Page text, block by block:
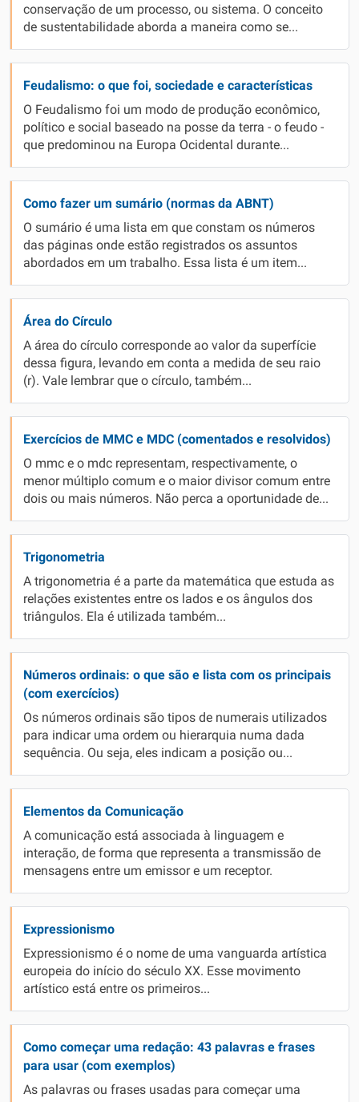
conservação de um processo, ou sistema. O conceito
de sustentabilidade aborda a maneira como se...
Feudalismo: o que foi, sociedade e características
O Feudalismo foi um modo de produção econômico,
político e social baseado na posse da terra - o feudo -
que predominou na Europa Ocidental durante...
Como fazer um sumário (normas da ABNT)
O sumário é uma lista em que constam os números
das páginas onde estão registrados os assuntos
abordados em um trabalho. Essa lista é um item...
Área do Círculo
A área do círculo corresponde ao valor da superfície
dessa figura, levando em conta a medida de seu raio
(r). Vale lembrar que o círculo, também...
Exercícios de MMC e MDC (comentados e resolvidos)
O mmc e o mdc representam, respectivamente, o
menor múltiplo comum e o maior divisor comum entre
dois ou mais números. Não perca a oportunidade de...
Trigonometria
A trigonometria é a parte da matemática que estuda as
relações existentes entre os lados e os ângulos dos
triângulos. Ela é utilizada também...
Números ordinais: o que são e lista com os principais
(com exercícios)
Os números ordinais são tipos de numerais utilizados
para indicar uma ordem ou hierarquia numa dada
sequência. Ou seja, eles indicam a posição ou...
Elementos da Comunicação
A comunicação está associada à linguagem e
interação, de forma que representa a transmissão de
mensagens entre um emissor e um receptor.
Expressionismo
Expressionismo é o nome de uma vanguarda artística
europeia do início do século XX. Esse movimento
artístico está entre os primeiros...
Como começar uma redação: 43 palavras e frases
para usar (com exemplos)
As palavras ou frases usadas para começar uma